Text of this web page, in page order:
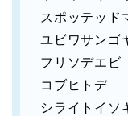
スポッテッド
ユビワサンゴ
フリソデエビ
コブヒトデ
シライトイソ